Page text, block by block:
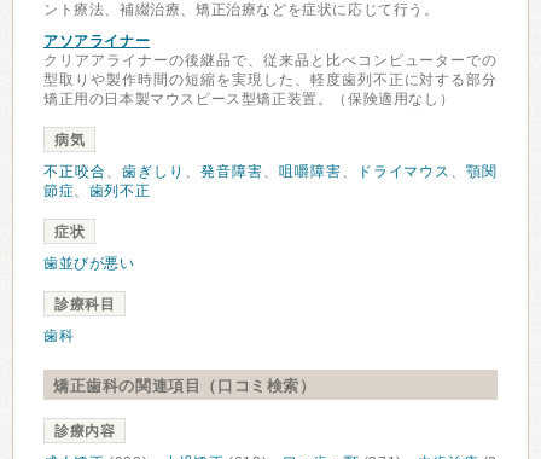
ント療法、補綴治療、矯正治療などを症状に応じて行う。
アソアライナー
クリアアライナーの後継品で、従来品と比べコンピューターでの
型取りや製作時間の短縮を実現した、軽度歯列不正に対する部分
矯正用の日本製マウスピース型矯正装置。（保険適用なし）
病気
不正咬合、 歯ぎしり 、 発音障害、 咀嚼障害、 ドライマウス 、顎関
節症、 歯列不正
症状
歯並びが悪い
診療科目
歯科
矯正歯科の関連項目（口コミ検索）
診療内容